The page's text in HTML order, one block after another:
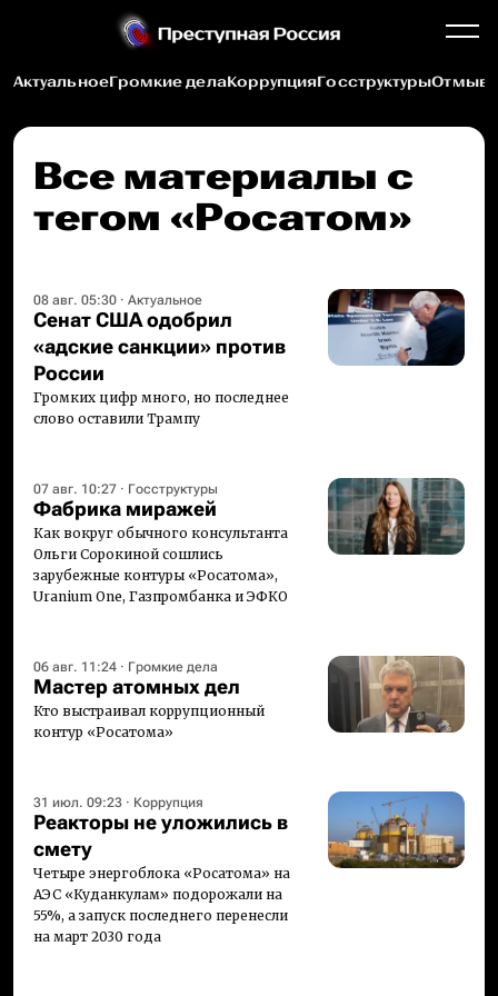
АктуальноеГромкие делаКоррупцияГосструктуры
Все материалы c
тегом «Росатом»
08 авг. 05:30 · Актуальное
Сенат США одобрил
«адские санкции» против
России
Громких цифр много, но последнее
слово оставили Трампу
07 авг. 10:27 · Госструктуры
Фабрика миражей
Как вокруг обычного консультанта
Ольги Сорокиной сошлись
зарубежные контуры «Росатома»,
Uranium One, Газпромбанка и ЭФКО
06 авг. 11:24 · Громкие дела
Мастер атомных дел
Кто выстраивал коррупционный
контур «Росатома»
31 июл. 09:23 · Коррупция
Реакторы не уложились в
смету
Четыре энергоблока «Росатома» на
АЭС «Куданкулам» подорожали на
55%, а запуск последнего перенесли
на март 2030 года